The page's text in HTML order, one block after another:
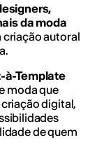
da moda
criação autoral
à-Template
moda que
digital,
de quem